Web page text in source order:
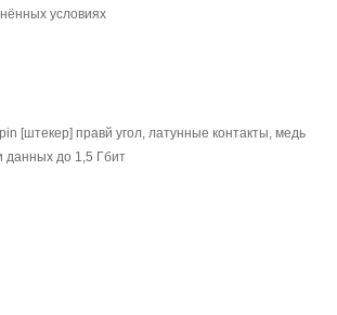
условиях
[штекер] правй угол, латунные контакты, медь
данных до 1,5 Гбит